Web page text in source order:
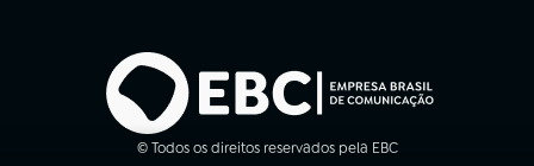
© Todos os direitos reservados pela EBC